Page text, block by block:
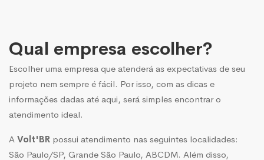
Qual empresa escolher?
Escolher uma empresa que atenderá as expectativas de seu
projeto nem sempre é fácil. Por isso, com as dicas e
informações dadas até aqui, será simples encontrar o
atendimento ideal.
A Volt'BR possui atendimento nas seguintes localidades:
São Paulo/SP, Grande São Paulo, ABCDM. Além disso,